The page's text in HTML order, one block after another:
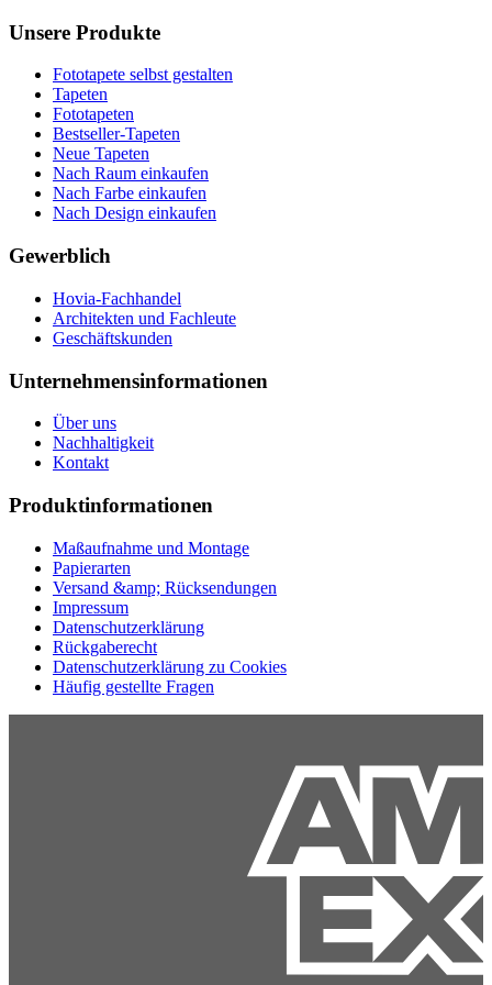
Unsere Produkte
Fototapete selbst gestalten
Tapeten
Fototapeten
Bestseller-Tapeten
Neue Tapeten
Nach Raum einkaufen
Nach Farbe einkaufen
Nach Design einkaufen
Gewerblich
Hovia-Fachhandel
Architekten und Fachleute
Geschäftskunden
Unternehmensinformationen
Über uns
Nachhaltigkeit
Kontakt
Produktinformationen
Maßaufnahme und Montage
Papierarten
Versand &amp; Rücksendungen
Impressum
Datenschutzerklärung
Rückgaberecht
Datenschutzerklärung zu Cookies
Häufig gestellte Fragen